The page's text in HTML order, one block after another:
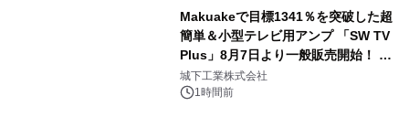
Makuakeで目標1341％を突破した超
簡単＆小型テレビ用アンプ 「SW TV
Plus」8月7日より一般販売開始！ ケ
ーブル1本つなぐだけ、テレビの音が
ぐっと豊かに
城下工業株式会社
1時間前